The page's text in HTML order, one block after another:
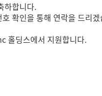
하합니다.
확인을 통해 연락을 드리
홀딩스에서 지원합니다.